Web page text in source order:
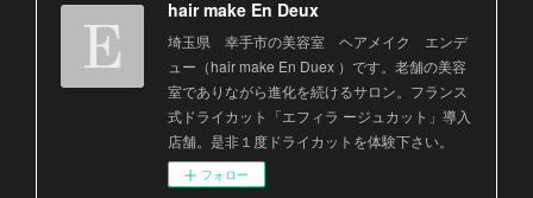
hair make En Deux
埼玉県 幸手市の美容室 ヘアメイク エンデ
ュー（hair make En Duex ）です。老舗の美容
室でありながら進化を続けるサロン。フランス
式ドライカット「エフィラ ージュカット」導入
店舗。是非１度ドライカットを体験下さい。
フォロー